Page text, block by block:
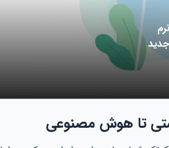
تا هوش مصنوعی